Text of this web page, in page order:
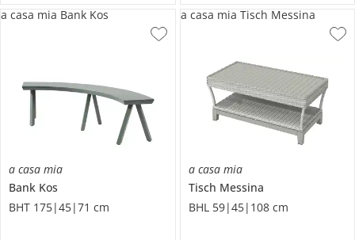
a casa mia
Bank Kos
BHT 175|45|71 cm
a casa mia Bank Kos
a casa mia
Tisch Messina
BHL 59|45|108 cm
a casa mia Tisch Messina